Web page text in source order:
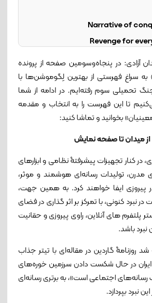
آزادی: ‌در پنجاه‌و‌سومین صفحه از پرونده
به سراغ فهرستی از بهترین لِگوموشن‌ها با
تحمیلی سوم رفته‌ایم. در ادامه از شما
تا این فهرست را به انتخاب و مقدمه
بخوانید و تماشا کنید:
از میدان تا صفحه نمایش
در کنار تجهیزات پیشرفتۀ نظامی و ابزارهای
مدرن، تولیدات رسانه‌ای هوشمند و موثر،
پیروزی ایفا خواهند کرد. به همین جهت،
در نبرد کنونی، با تمرکز بر اثر گذاری در فضای
پلتفرم های آنلاین، راوی پیروزی و حقانیت
نبرد باشد.
روزنامۀ گاردین در مقاله‌ای با تیتر جذاب
ایران در حال شکست دادن سرزمین خوره‌های
رسانه‌های اجتماعی است»، به برتری رسانه‌ای
نبرد بپردازد.